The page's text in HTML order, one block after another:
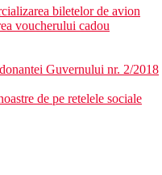
biletelor de avion
voucherului cadou
Guvernului nr. 2/2018
de pe retelele sociale